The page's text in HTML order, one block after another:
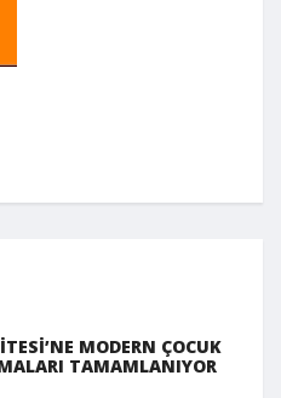
MODERN ÇOCUK
TAMAMLANIYOR